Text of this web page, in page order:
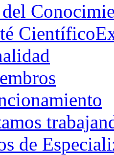
Científico
de